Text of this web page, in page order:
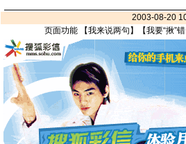
2003-08-20
页面功能 【我来说两句 】【我要“揪”错